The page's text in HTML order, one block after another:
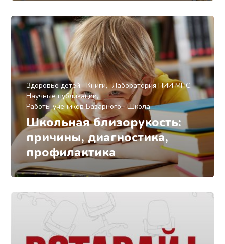
Здоровье детей Книги
Лаборатория НИИ МПС
Научные публикации
Работы учеников Базарного
Школа
Школьная близорукость:
причины, диагностика,
профилактика